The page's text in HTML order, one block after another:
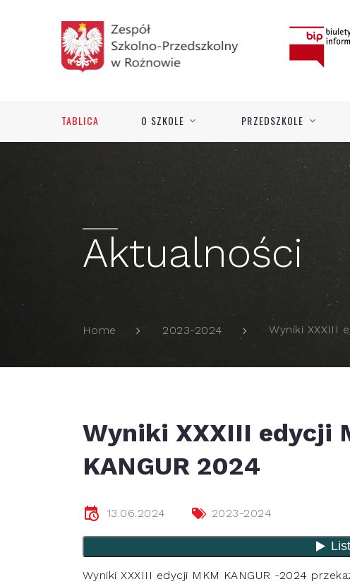
TABLICA O SZKOLE PRZEDSZKOLE
Aktualności
Home 2023-2024 Wyniki XXXIII
Wyniki XXXIII edycji
KANGUR 2024
13.06.2024 2023-2024
Wyniki XXXIII edycji MKM KANGUR -2024